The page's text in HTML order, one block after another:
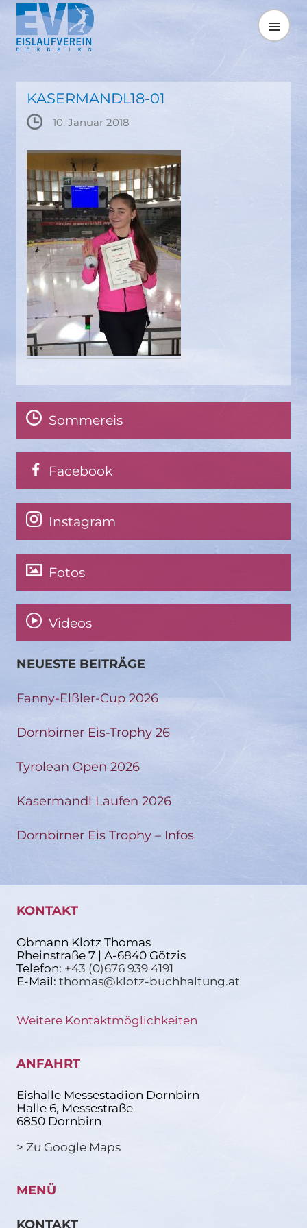
Springe
zum
Inhalt
MENÜ
KASERMANDL18-01
10. Januar 2018
Sommereis
Facebook
Instagram
Fotos
Videos
NEUESTE BEITRÄGE
Fanny-Elßler-Cup 2026
Dornbirner Eis-Trophy 26
Tyrolean Open 2026
Kasermandl Laufen 2026
Dornbirner Eis Trophy – Infos
KONTAKT
Obmann Klotz Thomas
Rheinstraße 7 | A-6840 Götzis
Telefon: +43 (0)676 939 4191
E-Mail: thomas@klotz-buchhaltung.at
Weitere Kontaktmöglichkeiten
ANFAHRT
Eishalle Messestadion Dornbirn
Halle 6, Messestraße
6850 Dornbirn
> Zu Google Maps
MENÜ
KONTAKT